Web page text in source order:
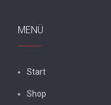
MENÜ
Start
Shop